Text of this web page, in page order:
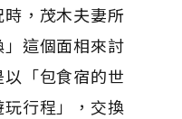
，茂木夫妻所
這個面相來討
「包食宿的世
行程」，交換